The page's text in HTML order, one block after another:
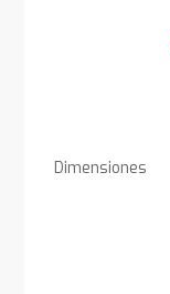
Dimensiones